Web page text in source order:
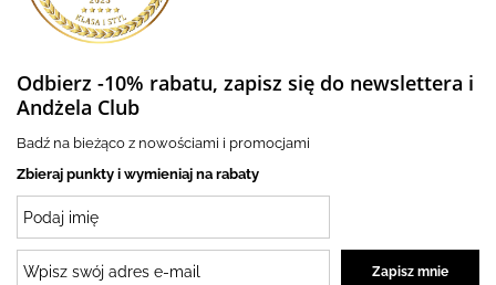
Odbierz -10% rabatu, zapisz się do newslettera i
Andżela Club
Badź na bieżąco z nowościami i promocjami
Zbieraj punkty i wymieniaj na rabaty